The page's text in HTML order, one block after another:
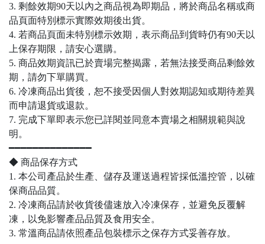
3. 剩餘效期90天以內之商品視為即期品，將於商品名稱或商
品頁面特別標示實際效期後出貨。
4. 若商品頁面未特別標示效期，表示商品到貨時仍有90天以
上保存期限，請安心選購。
5. 商品效期資訊已於賣場完整揭露，若無法接受商品剩餘效
期，請勿下單購買。
6. 冷凍商品出貨後，恕不接受因個人對效期認知或期待差異
而申請退貨或退款。
7. 完成下單即表示您已詳閱並同意本賣場之相關規範與說
明。
━━━━━━━━━━━━━━
◆ 商品保存方式
1. 本公司產品於生產、儲存及運送過程皆採低溫控管，以確
保商品品質。
2. 冷凍商品請於收貨後儘速放入冷凍保存，並避免反覆解
凍，以免影響產品品質及食用安全。
3. 常溫商品請依照產品包裝標示之保存方式妥善存放。